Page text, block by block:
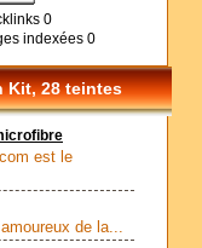
0
indexées 0
Kit, 28 teintes
est le
de la...